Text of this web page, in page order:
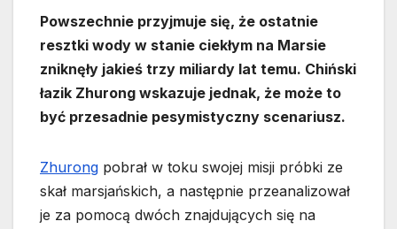
Powszechnie przyjmuje się, że ostatnie
resztki wody w stanie ciekłym na Marsie
zniknęły jakieś trzy miliardy lat temu. Chiński
łazik Zhurong wskazuje jednak, że może to
być przesadnie pesymistyczny scenariusz.
Zhurong pobrał w toku swojej misji próbki ze
skał marsjańskich, a następnie przeanalizował
je za pomocą dwóch znajdujących się na